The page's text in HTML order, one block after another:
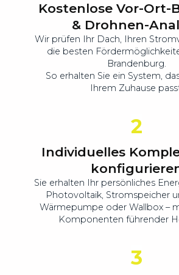
Kostenlose Vor-Ort-
& Drohnen-
Wir prüfen Ihr Dach, Ihren
die besten
Brandenburg.
So erhalten Sie ein System,
Ihrem Zuhause
2
Individuelles
Sie erhalten Ihr persönliches
Photovoltaik, Stromspeicher
Wärmepumpe oder Wallbox –
Komponenten führender
3